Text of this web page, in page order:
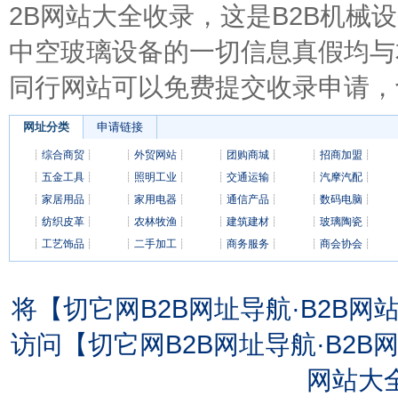
2B网站大全收录，这是B2B机械
中空玻璃设备的一切信息真假均
同行网站可以免费提交收录申请
网址分类 申请链接
┊ 综合商贸 ┊ ┊ 外贸网站 ┊ ┊ 团购商城 ┊ ┊ 招商加盟 ┊
┊ 五金工具 ┊ ┊ 照明工业 ┊ ┊ 交通运输 ┊ ┊ 汽摩汽配┊
┊ 家居用品 ┊ ┊ 家用电器 ┊ ┊ 通信产品 ┊ ┊ 数码电脑 ┊
┊ 纺织皮革 ┊ ┊ 农林牧渔 ┊ ┊ 建筑建材 ┊ ┊ 玻璃陶瓷┊
┊ 工艺饰品 ┊ ┊ 二手加工 ┊ ┊ 商务服务 ┊ ┊ 商会协会┊
将【切它网B2B网址导航·B2B网
访问【切它网B2B网址导航·B2B
网站大